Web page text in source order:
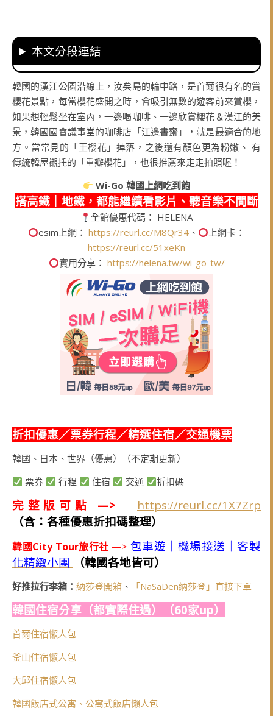
本文分段連結
韓國的漢江公園沿線上，汝矣島的輪中路，是首爾很有名的賞
櫻花景點，每當櫻花盛開之時，會吸引無數的遊客前來賞櫻，
如果想輕鬆坐在室內，一邊喝咖啡、一邊欣賞櫻花＆漢江的美
景，韓國國會議事堂的咖啡店「江邊書齋」，就是最適合的地
方。當常見的「王櫻花」掉落，之後還有顏色更為粉嫩、 有
傳統韓屋襯托的「重瓣櫻花」，也很推薦來走走拍照喔！
Wi-Go韓國上網吃到飽
搭高鐵｜地鐵，都能繼續看影片、聽音樂不間斷
全館優惠代碼： HELENA
esim上網： https://reurl.cc/M8Qr34 、
上網卡：
https://reurl.cc/51xeKn
實用分享： https://helena.tw/wi-go-tw/
折扣優惠／票券行程／精選住宿／交通機票
韓國、日本、世界（優惠）（不定期更新）
票券
行程 住宿 交通 折扣碼
完整版可點 —>
https://reurl.cc/1X7Zrp
（含：各種優惠折扣碼整理）
韓國City Tour旅行社 —> 包車遊｜機場接送｜客製
化精緻小團
（韓國各地皆可）
好推拉行李箱： 納莎登開箱 、 「NaSaDen納莎登」直接下單
韓國住宿分享（都實際住過）（60家up）
首爾住宿懶人包
釜山住宿懶人包
大邱住宿懶人包
韓國飯店式公寓、公寓式飯店懶人包